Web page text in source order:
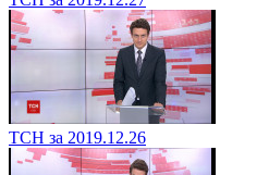
ТСН за 2019.12.26